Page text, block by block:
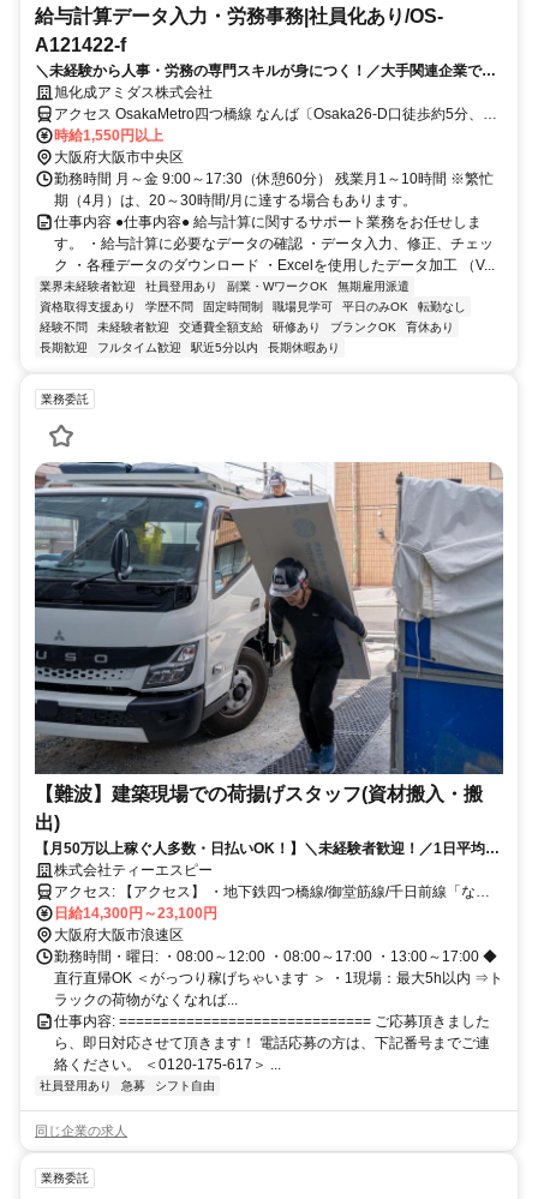
給与計算データ入力・労務事務|社員化あり/OS-
A121422-f
＼未経験から人事・労務の専門スキルが身につく！／大手関連企業で給
与計算サポートのお仕事です。データ入力やチェック業務が中心なの
で、給与計算未経験の方も安心してスタートできます。「事務経験を活
かして専門スキルを身につけたい」「将来的に人事・労務の仕事にチャ
レンジしたい」そんな方におすすめ！チーム（3～4名）で進めるため、
分からないことも相談しやすい環境です。弊社スタッフも複数名活躍
中！
旭化成アミダス株式会社
アクセス OsakaMetro四つ橋線 なんば〔Osaka26-D口徒歩約5分、
OsakaMetro四つ橋線 四ツ橋5番口徒歩約7分、OsakaMetro御堂筋線
心斎橋7番口徒歩約7分 JR難波駅より10分
時給1,550円以上
大阪府大阪市中央区
勤務時間 月～金 9:00～17:30（休憩60分） 残業月1～10時間 ※繁忙
期（4月）は、20～30時間/月に達する場合もあります。
仕事内容 ●仕事内容● 給与計算に関するサポート業務をお任せしま
す。 ・給与計算に必要なデータの確認 ・データ入力、修正、チェッ
ク ・各種データのダウンロード ・Excelを使用したデータ加工 （V...
業界未経験者歓迎 社員登用あり 副業・WワークOK
無期雇用派遣
資格取得支援あり
学歴不問 固定時間制 職場見学可 平日のみOK
転勤なし
経験不問
未経験者歓迎 交通費全額支給 研修あり ブランクOK
育休あり
長期歓迎
フルタイム歓迎 駅近5分以内 長期休暇あり
業務委託
【難波】建築現場での荷揚げスタッフ(資材搬入・搬
出)
【月50万以上稼ぐ人多数・日払いOK！】＼未経験者歓迎！／1日平均
1.4万★希望日だけ◎長期高収入可！
株式会社ティーエスピー
アクセス: 【アクセス】 ・地下鉄四つ橋線/御堂筋線/千日前線「なん
ば駅」32番出口から直ぐ ・JR/南海「難波駅」 ◆自転車、バイク通勤
OK（駐輪スペース有）
日給14,300円～23,100円
大阪府大阪市浪速区
勤務時間・曜日: ・08:00～12:00 ・08:00～17:00 ・13:00～17:00 ◆
直行直帰OK ＜がっつり稼げちゃいます ＞ ・1現場：最大5h以内 ⇒ト
ラックの荷物がなくなれば...
仕事内容: ============================== ご応募頂きました
ら、即日対応させて頂きます！ 電話応募の方は、下記番号までご連
絡ください。 ＜0120-175-617＞ ...
社員登用あり 急募 シフト自由
同じ企業の求人
業務委託